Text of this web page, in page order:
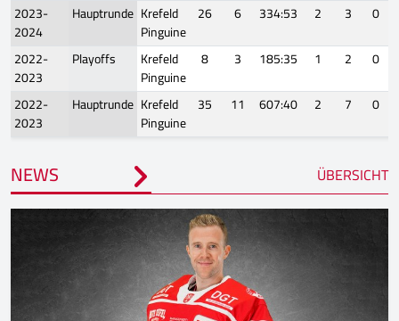
2023-
2024
Hauptrunde Krefeld
Pinguine
26 6 334:53 2 3
0
2022-
2023
Playoffs
Krefeld
Pinguine
8 3 185:35 1 2
0
2022-
2023
Hauptrunde Krefeld
Pinguine
35 11 607:40 2 7 0
NEWS ÜBERSICHT